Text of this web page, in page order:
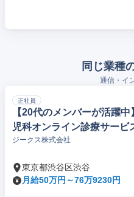
同じ業種
通信・イ
正社員
【20代のメンバーが活躍
児科オンライン診療サービ
ジークス株式会社
東京都渋谷区渋谷
月給50万円～76万9230円